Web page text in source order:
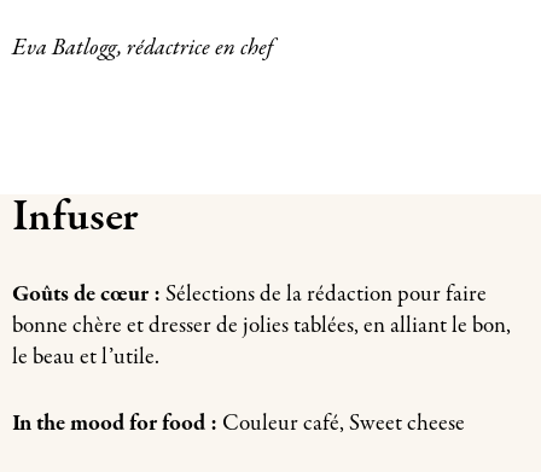
Eva Batlogg, rédactrice en chef
Infuser
Goûts de cœur :Sélections de la rédaction pour faire
bonne chère et dresser de jolies tablées, en alliant le bon,
le beau et l’utile.
In the mood for food : Couleur café, Sweet cheese